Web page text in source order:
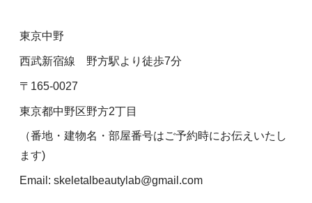
東京中野
西武新宿線 野方駅より徒歩7分
〒165-0027
東京都中野区野方2丁目
（番地・建物名・部屋番号はご予約時にお伝えいたし
ます)
Email: skeletalbeautylab@gmail.com